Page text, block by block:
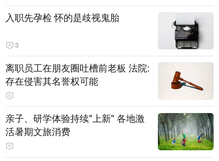
入职先孕检 怀的是歧视鬼胎
3
离职员工在朋友圈吐槽前老板 法院:
存在侵害其名誉权可能
亲子、研学体验持续"上新" 各地激
活暑期文旅消费